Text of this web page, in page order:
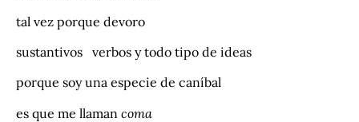
tal vez porque devoro
sustantivos verbos y todo tipo de ideas
porque soy una especie de caníbal
es que me llaman coma